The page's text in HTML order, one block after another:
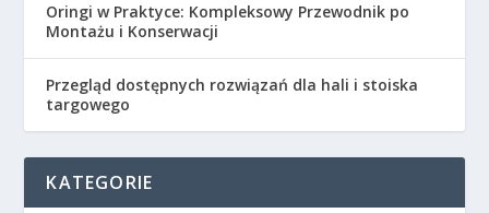
Oringi w Praktyce: Kompleksowy Przewodnik po
Montażu i Konserwacji
Przegląd dostępnych rozwiązań dla hali i stoiska
targowego
KATEGORIE